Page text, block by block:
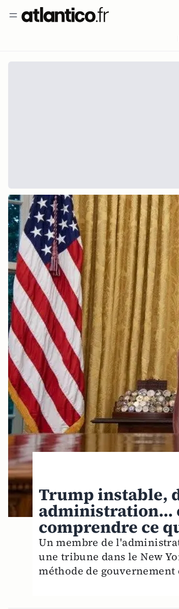
Trump instable,
administration…
comprendre ce
Un membre de
une tribune dans le New
méthode de